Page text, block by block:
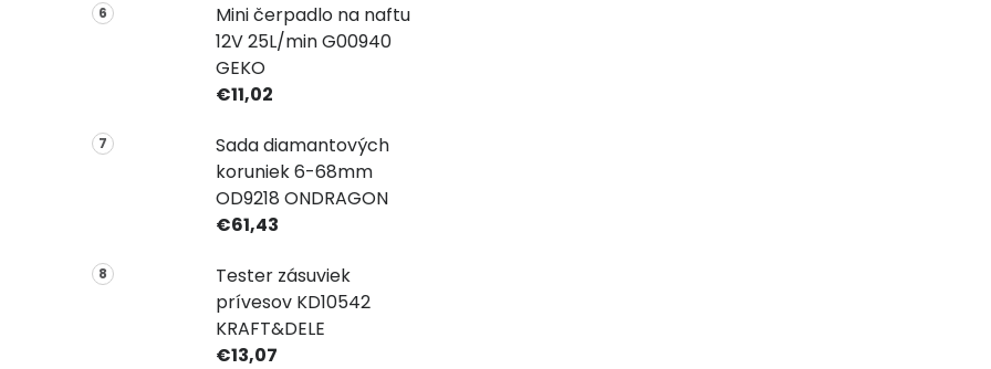
Mini čerpadlo na naftu
12V 25L/min G00940
GEKO
€11,02
Sada diamantových
koruniek 6-68mm
OD9218 ONDRAGON
€61,43
Tester zásuviek
prívesov KD10542
KRAFT&DELE
€13,07